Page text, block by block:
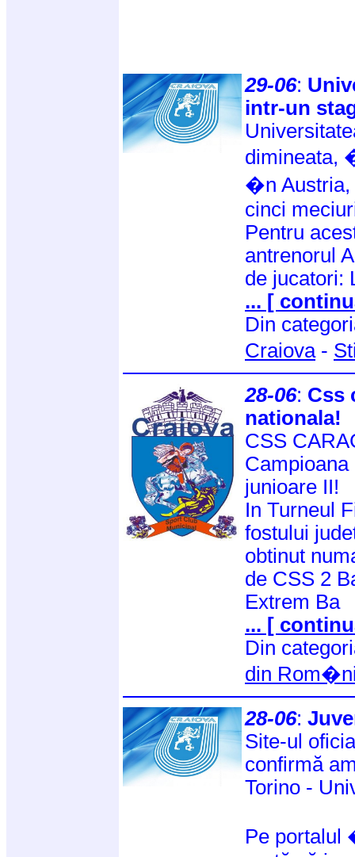
29-06:
intr-un
dimineata,
�n Austria,
cinci
Pentru
antrenorul
de jucatori:
... [
Din
Craiova-
28-06: Css
nationala!
CSS
junioare II!
In Turneul
fostului
obtinut
de CSS 2
Extrem Ba
... [
Din
din
28-06:
Site-ul
confirmă
Torino -
Pe